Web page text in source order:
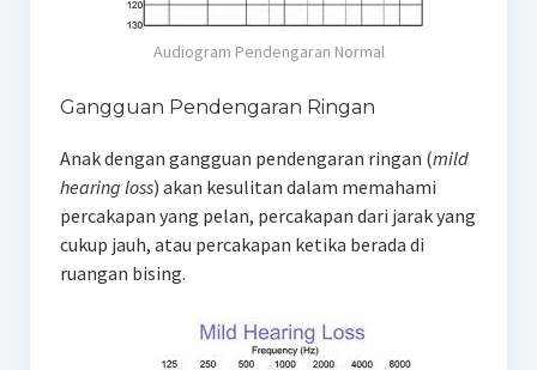
Audiogram Pendengaran Normal
Gangguan Pendengaran Ringan
Anak dengan gangguan pendengaran ringan (mild
hearing loss) akan kesulitan dalam memahami
percakapan yang pelan, percakapan dari jarak yang
cukup jauh, atau percakapan ketika berada di
ruangan bising.